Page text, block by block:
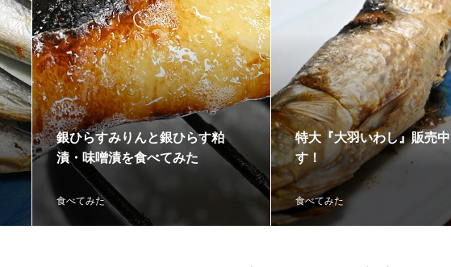
銀ひらすみりんと銀ひらす粕
漬・味噌漬を食べてみた
食べてみた
特大『大羽いわし』販売
す！
食べてみた